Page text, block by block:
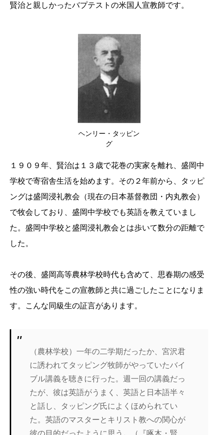
賢治と親しかったバプテストの米国人宣教師です。
ヘンリー・タッピン
グ
１９０９年、賢治は１３歳で花巻の実家を離れ、盛岡中
学校で寄宿舎生活を始めます。その２年前から、タッピ
ングは盛岡浸礼教会（現在の日本基督教団・内丸教会）
で牧会しており、盛岡中学校でも英語を教えていまし
た。盛岡中学校と盛岡浸礼教会とは歩いて数分の距離で
した。
その後、盛岡高等農林学校時代も含めて、思春期の感受
性の強い時代をこの宣教師と共に過ごしたことになりま
す。こんな同級生の証言があります。
（農林学校）一年の二学期だったか、宮沢君
に誘われてタッピング牧師がやっていたバイ
ブル講義を聴きに行った。週一回の講義だっ
たが、彼は英語がうまく、英語と日本語半々
と話し、タッピング氏によくほめられてい
た。英語のマスターとキリスト教への関心が
彼の目的だったように思う。（『啄木・賢